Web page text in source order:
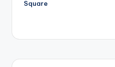
entradas
Square